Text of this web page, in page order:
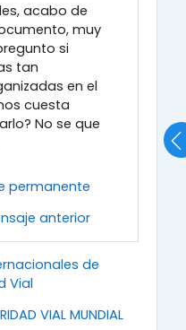
acabo de
muy
si
tan
en el
cuesta
No se que
permanente
anterior
de
Vial
VIAL MUNDIAL